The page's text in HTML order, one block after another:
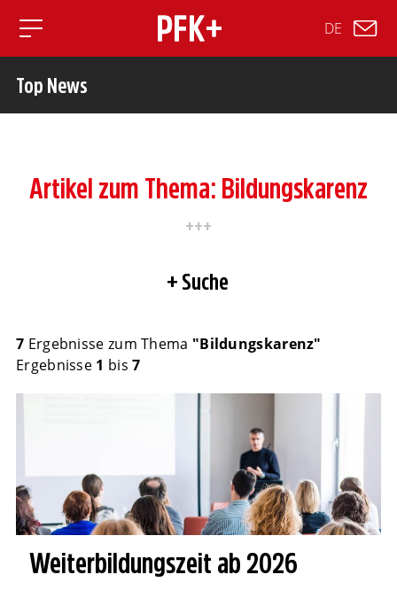
Toggle mobile navigation
DE
Top News
Artikel zum Thema: Bildungskarenz
Suche
7 Ergebnisse zum Thema "Bildungskarenz"
Ergebnisse 1 bis7
Weiterbildungszeit ab 2026